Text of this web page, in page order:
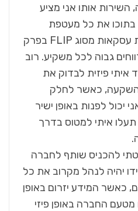
אותו אני מציע
בתוכו את כל מעטפת
השירות הנחוצה להשלמת עסקאות מסוג FLIP בפרק
גבוה לכל משקיע. רוב
איתי פיזית לבדוק את
כאשר לחלק
יכול לפנות באופן ישיר
איתי למטוס בדרך
להכניס שותף לחברה
יהיה לנהל מקרוב את כל
כאשר המידע יזרום באופן
מטעם החברה באופן פיזי